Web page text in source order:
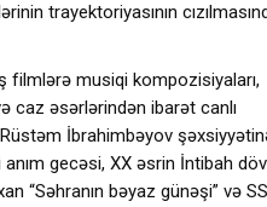
trayektoriyasının
musiqi kompozisiyaları,
caz əsərlərindən ibarət canlı
İbrahimbəyov
anım gecəsi, XX əsrin İntibah
“Səhranın bəyaz günəşi” və